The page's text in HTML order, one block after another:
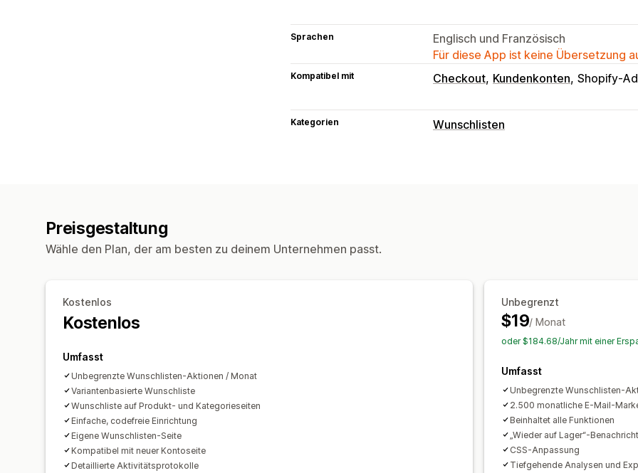
Sprachen
Englisch und Französisch
Für diese App ist keine Übersetzung
Kompatibel mit Checkout Kundenkonten Shopify-
Kategorien Wunschlisten
Preisgestaltung
Wähle den Plan, der am besten zu deinem Unternehmen passt.
Kostenlos
Kostenlos
Umfasst
Unbegrenzte Wunschlisten-Aktionen / Monat
Variantenbasierte Wunschliste
Wunschliste auf Produkt- und Kategorieseiten
Einfache, codefreie Einrichtung
Eigene Wunschlisten-Seite
Kompatibel mit neuer Kontoseite
Detaillierte Aktivitätsprotokolle
Unbegrenzt
$19/ Monat
oder $184.68/Jahr mit einer
Umfasst
Unbegrenzte Wunschlisten-
2.500 monatliche E-Mail-
Beinhaltet alle Funktionen
„Wieder auf Lager“-
CSS-Anpassung
Tiefgehende Analysen und